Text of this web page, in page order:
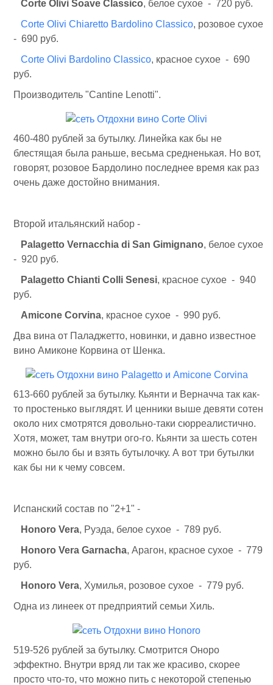
Corte Olivi Soave Classico, белое сухое - 720 руб.
Corte Olivi Chiaretto Bardolino Classico, розовое сухое
- 690 руб.
Corte Olivi Bardolino Classico, красное сухое - 690
руб.
Производитель "Cantine Lenotti".
460-480 рублей за бутылку. Линейка как бы не
блестящая была раньше, весьма средненькая. Но вот,
говорят, розовое Бардолино последнее время как раз
очень даже достойно внимания.
Второй итальянский набор -
Palagetto Vernacchia di San Gimignano, белое сухое
- 920 руб.
Palagetto Chianti Colli Senesi, красное сухое - 940
руб.
Amicone Corvina, красное сухое - 990 руб.
Два вина от Паладжетто, новинки, и давно известное
вино Амиконе Корвина от Шенка.
613-660 рублей за бутылку. Кьянти и Верначча так как-
то простенько выглядят. И ценники выше девяти сотен
около них смотрятся довольно-таки сюрреалистично.
Хотя, может, там внутри ого-го. Кьянти за шесть сотен
можно было бы и взять бутылочку. А вот три бутылки
как бы ни к чему совсем.
Испанский состав по "2+1" -
Honorо Vera, Руэда, белое сухое - 789 руб.
Honorо Vera Garnacha, Арагон, красное сухое - 779
руб.
Honorо Vera, Хумилья, розовое сухое - 779 руб.
Одна из линеек от предприятий семьи Хиль.
519-526 рублей за бутылку. Смотрится Оноро
эффектно. Внутри вряд ли так же красиво, скорее
просто что-то, что можно пить с некоторой степенью